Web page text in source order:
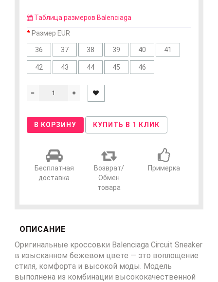
Таблица размеров Balenciaga
Размер EUR
36 37 38 39 40 41
42 43 44 45 46
В КОРЗИНУ КУПИТЬ В 1 КЛИК
Бесплатная
доставка
Возврат/
Обмен
товара
Примерка
ОПИСАНИЕ
Оригинальные кроссовки Balenciaga Circuit Sneaker
в изысканном бежевом цвете — это воплощение
стиля, комфорта и высокой моды. Модель
выполнена из комбинации высококачественной